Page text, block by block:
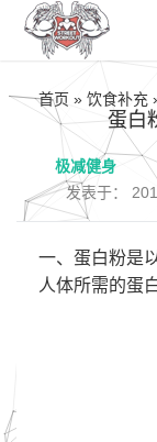
首页 » 饮食补充
蛋白
极减健身
发表于：
一、蛋白粉是
人体所需的蛋